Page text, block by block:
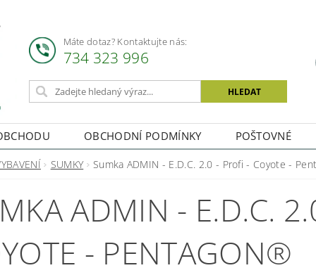
Máte dotaz? Kontaktujte nás:
734 323 996
OBCHODNÍ PODMÍNKY POŠTOVNÉ
SUMKY Sumka ADMIN - E.D.C. 2.0 - Profi - Coyote -
ADMIN - E.D.C.
- PENTAGON®